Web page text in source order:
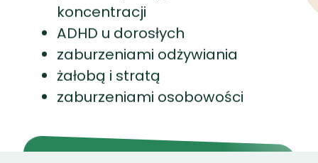
DOBIERZ PSYCHOLOGA ONLINE
→
Czujesz, że życie Cię